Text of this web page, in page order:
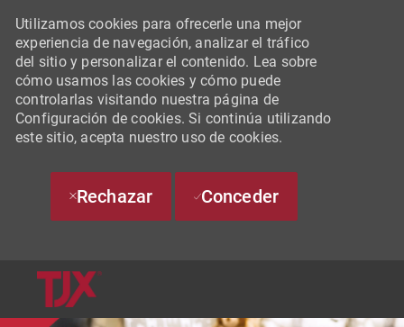
Utilizamos cookies para ofrecerle una mejor
experiencia de navegación, analizar el tráfico
del sitio y personalizar el contenido. Lea sobre
cómo usamos las cookies y cómo puede
controlarlas visitando nuestra página de
Configuración de cookies. Si continúa utilizando
este sitio, acepta nuestro uso de cookies.
Rechazar Conceder